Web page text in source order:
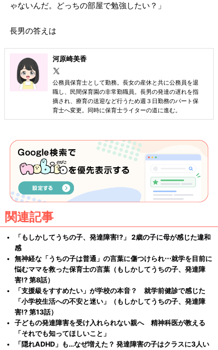
ゃないんだ。どっちの部屋で勉強したい？」
長男の答えは
河原崎美香
公務員保育士として勤務。長女の産休と共に公務員を退
職し、民間保育園の非常勤職員。長男の発達の遅れを指
摘され、療育の送迎など行うため週３日勤務のパート保
育士へ変更。同時に保育士ライターの道に進む。
関連記事
「もしかしてうちの子、発達障害!?」 2歳の子に母が感じた違和
感
無神経な「うちの子は普通」の言葉に傷つけられ⋯就学を目前に
悩むママを救った保育士の言葉（もしかしてうちの子、発達障
害!? 第8話）
「支援級をすすめたい」が学校の本音？ 就学前健診で感じた
「小学校生活への不安と迷い」（もしかしてうちの子、発達障
害!? 第13話）
子どもの発達障害を受け入れられない親へ 精神科医が教える
「それでも知ってほしいこと」
「隠れADHD」も…なぜ増えた？ 発達障害の子はクラスに3人い